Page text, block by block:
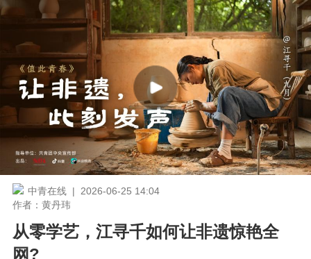
中青在线 | 2026-06-25 14:04
作者：黄丹玮
从零学艺，江寻千如何让非遗惊艳全
网?